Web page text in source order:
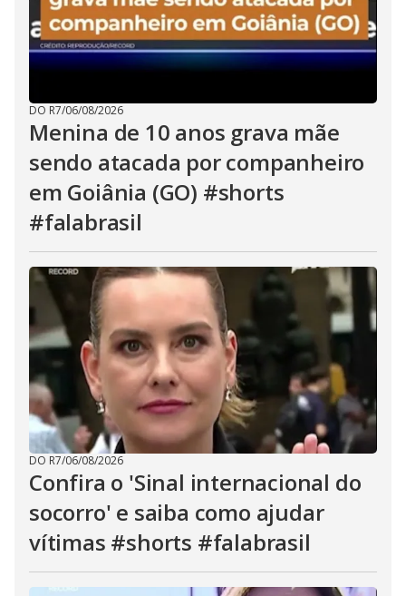
DO R7/06/08/2026
Menina de 10 anos grava mãe
sendo atacada por companheiro
em Goiânia (GO) #shorts
#falabrasil
DO R7/06/08/2026
Confira o 'Sinal internacional do
socorro' e saiba como ajudar
vítimas #shorts #falabrasil